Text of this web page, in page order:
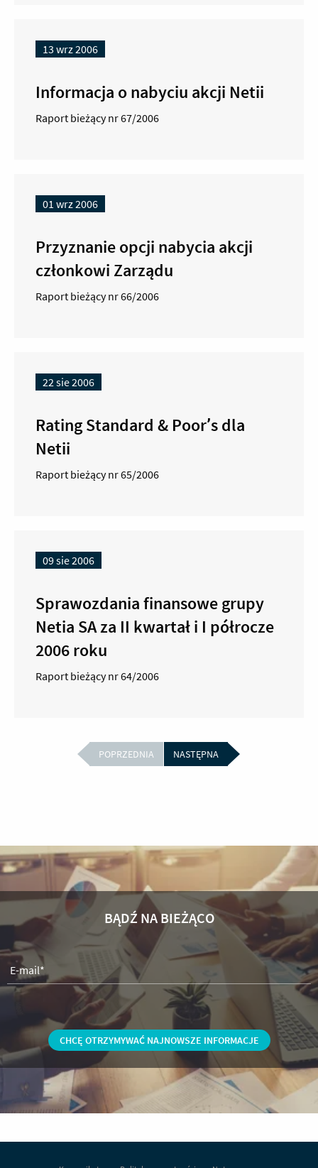
13 wrz 2006
Informacja o nabyciu akcji Netii
Raport bieżący nr 67/2006
01 wrz 2006
Przyznanie opcji nabycia akcji
członkowi Zarządu
Raport bieżący nr 66/2006
22 sie 2006
Rating Standard & Poor’s dla
Netii
Raport bieżący nr 65/2006
09 sie 2006
Sprawozdania finansowe grupy
Netia SA za II kwartał i I półrocze
2006 roku
Raport bieżący nr 64/2006
POPRZEDNIA NASTĘPNA
BĄDŹ NA BIEŻĄCO
E-mail*
Telefon komórkowy